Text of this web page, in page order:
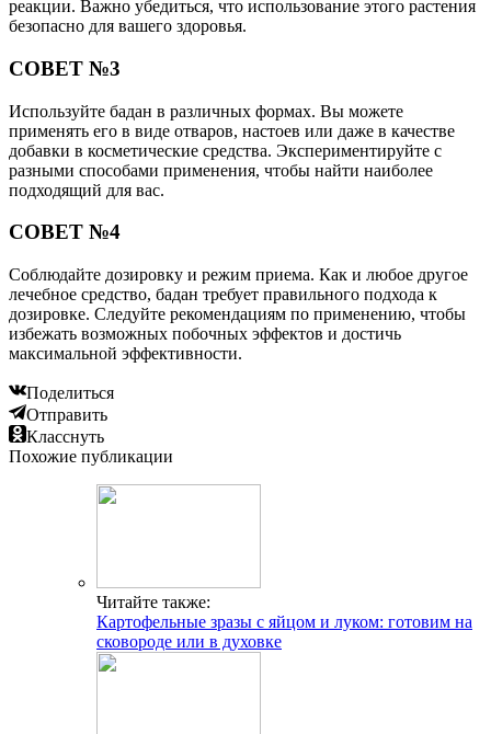
реакции. Важно убедиться, что использование этого растения
безопасно для вашего здоровья.
СОВЕТ №3
Используйте бадан в различных формах. Вы можете
применять его в виде отваров, настоев или даже в качестве
добавки в косметические средства. Экспериментируйте с
разными способами применения, чтобы найти наиболее
подходящий для вас.
СОВЕТ №4
Соблюдайте дозировку и режим приема. Как и любое другое
лечебное средство, бадан требует правильного подхода к
дозировке. Следуйте рекомендациям по применению, чтобы
избежать возможных побочных эффектов и достичь
максимальной эффективности.
Поделиться
Отправить
Класснуть
Похожие публикации
Читайте также:
Картофельные зразы с яйцом и луком: готовим на
сковороде или в духовке